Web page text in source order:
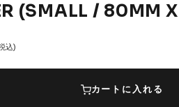
(SMALL / 80MM
込)
カートに入れる